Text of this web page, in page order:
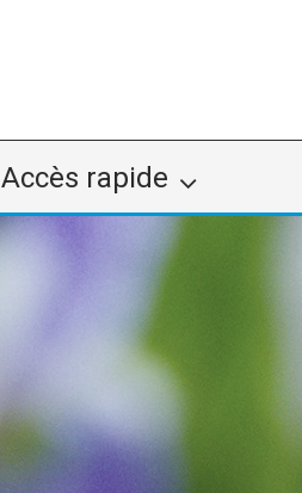
Accès rapide